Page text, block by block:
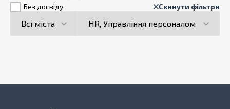
Без досвіду
Скинути фільтри